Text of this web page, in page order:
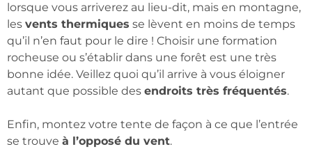
lorsque vous arriverez au lieu-dit, mais en montagne,
les vents thermiques se lèvent en moins de temps
qu’il n’en faut pour le dire ! Choisir une formation
rocheuse ou s’établir dans une forêt est une très
bonne idée. Veillez quoi qu’il arrive à vous éloigner
autant que possible des endroits très fréquentés.
Enfin, montez votre tente de façon à ce que l’entrée
se trouve à l’opposé du vent.